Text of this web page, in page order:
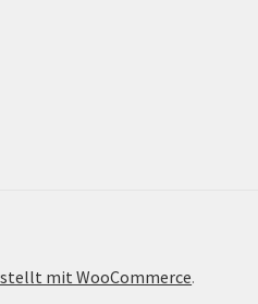
mit WooCommerce.